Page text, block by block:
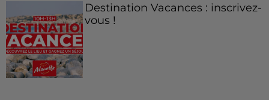
Destination Vacances : inscrivez-
vous !